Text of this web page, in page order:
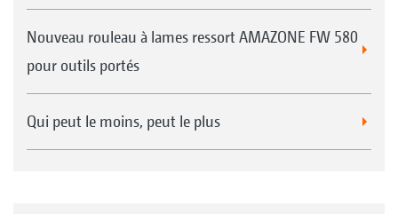
Nouveau rouleau à lames ressort AMAZONE FW 580
pour outils portés
Qui peut le moins, peut le plus